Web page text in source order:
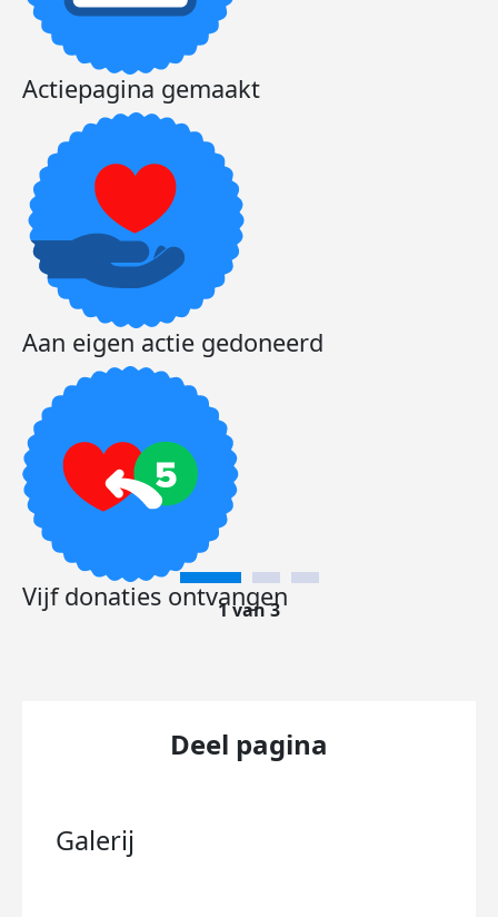
Actiepagina gemaakt
Aan eigen actie gedoneerd
Vijf donaties ontvangen
1 van 3
Deel pagina
Galerij